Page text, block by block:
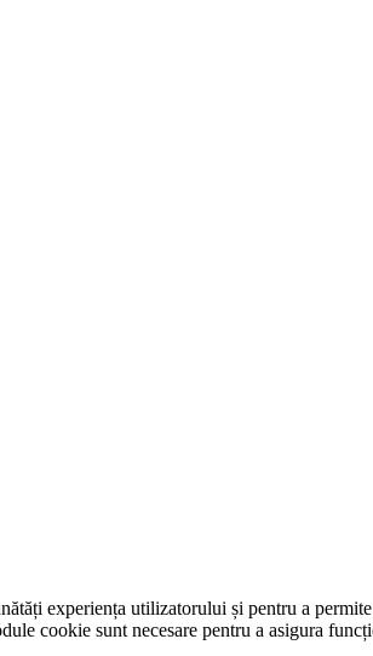
experiența utilizatorului și pentru a
cookie sunt necesare pentru a asigura